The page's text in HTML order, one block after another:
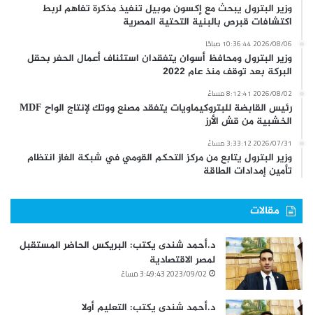
وزير البترول يبحث مع إكسون موبيل تنفيذ مذكرة تفاهم لربط
اكتشافات قبرص بالبنية التحتية المصرية
2026/08/06 10:36:44 صباحًا
وزير البترول ومحافظ أسوان يتفقدان استئناف أعمال الحفر بحقل
البركة بعد توقف منذ عام 2022
2026/08/02 8:12:41 مساءً
رئيس القابضة للبتروكيماويات يتفقد مصنع ووتك لإنتاج الواح MDF
الخشبية من قش الأرز
2026/07/31 3:33:12 مساءً
وزير البترول يتابع من مركز التحكم القومي في شبكة الغاز انتظام
تأمين إمدادات الطاقة
مقالات
د.أحمد شندى يكتب: البريكس الحاضر المستقبل
لمصر الاقتصادية
2023/09/02 3:49:43 مساءً
د.أحمد شندى يكتب: التعليم أولا